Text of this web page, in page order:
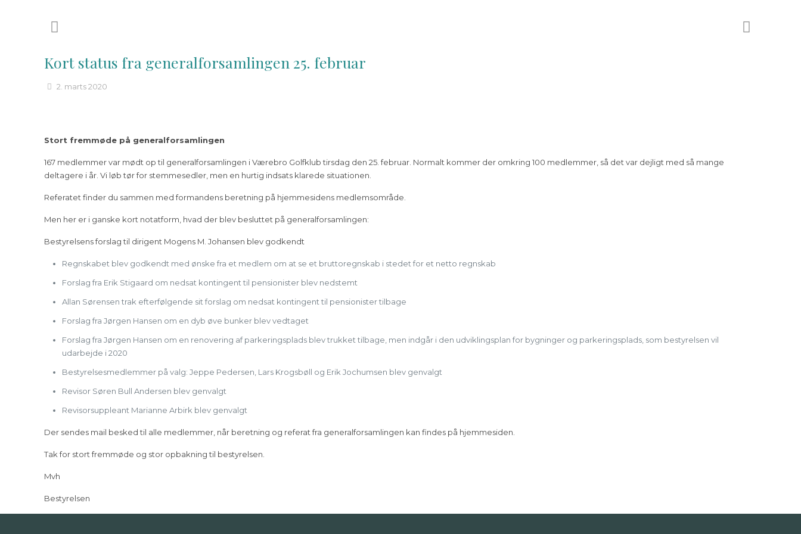
Kort status fra generalforsamlingen 25. februar
2. marts 2020
Stort fremmøde på generalforsamlingen
167 medlemmer var mødt op til generalforsamlingen i Værebro Golfklub tirsdag den 25. februar. Normalt kommer der omkring 100 medlemmer, så det var dejligt med så mange
deltagere i år. Vi løb tør for stemmesedler, men en hurtig indsats klarede situationen.
Referatet finder du sammen med formandens beretning på hjemmesidens medlemsområde.
Men her er i ganske kort notatform, hvad der blev besluttet på generalforsamlingen:
Bestyrelsens forslag til dirigent Mogens M. Johansen blev godkendt
Regnskabet blev godkendt med ønske fra et medlem om at se et bruttoregnskab i stedet for et netto regnskab
Forslag fra Erik Stigaard om nedsat kontingent til pensionister blev nedstemt
Allan Sørensen trak efterfølgende sit forslag om nedsat kontingent til pensionister tilbage
Forslag fra Jørgen Hansen om en dyb øve bunker blev vedtaget
Forslag fra Jørgen Hansen om en renovering af parkeringsplads blev trukket tilbage, men indgår i den udviklingsplan for bygninger og parkeringsplads, som bestyrelsen vil
udarbejde i 2020
Bestyrelsesmedlemmer på valg: Jeppe Pedersen, Lars Krogsbøll og Erik Jochumsen blev genvalgt
Revisor Søren Bull Andersen blev genvalgt
Revisorsuppleant Marianne Arbirk blev genvalgt
Der sendes mail besked til alle medlemmer, når beretning og referat fra generalforsamlingen kan findes på hjemmesiden.
Tak for stort fremmøde og stor opbakning til bestyrelsen.
Mvh
Bestyrelsen